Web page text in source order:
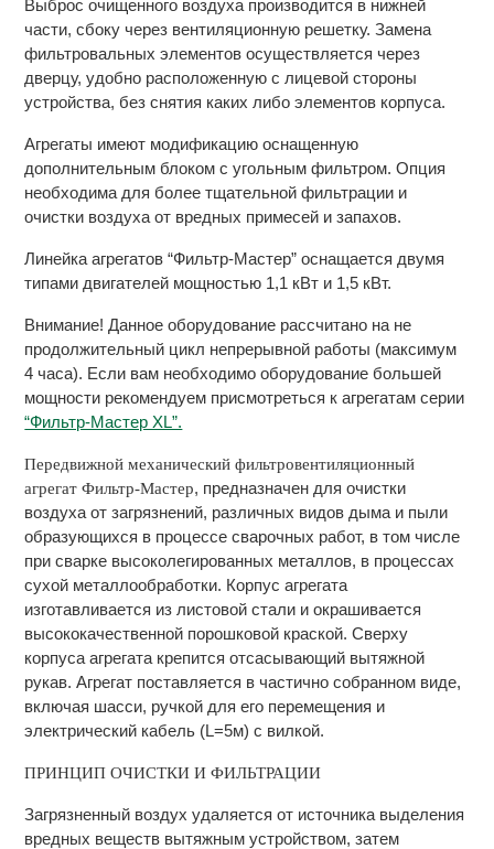
Выброс очищенного воздуха производится в нижней
части, сбоку через вентиляционную решетку. Замена
фильтровальных элементов осуществляется через
дверцу, удобно расположенную с лицевой стороны
устройства, без снятия каких либо элементов корпуса.
Агрегаты имеют модификацию оснащенную
дополнительным блоком с угольным фильтром. Опция
необходима для более тщательной фильтрации и
очистки воздуха от вредных примесей и запахов.
Линейка агрегатов “Фильтр-Мастер” оснащается двумя
типами двигателей мощностью 1,1 кВт и 1,5 кВт.
Внимание! Данное оборудование рассчитано на не
продолжительный цикл непрерывной работы (максимум
4 часа). Если вам необходимо оборудование большей
мощности рекомендуем присмотреться к агрегатам серии
“Фильтр-Мастер XL”.
Передвижной механический фильтровентиляционный
агрегат Фильтр-Мастер, предназначен для очистки
воздуха от загрязнений, различных видов дыма и пыли
образующихся в процессе сварочных работ, в том числе
при сварке высоколегированных металлов, в процессах
сухой металлообработки. Корпус агрегата
изготавливается из листовой стали и окрашивается
высококачественной порошковой краской. Сверху
корпуса агрегата крепится отсасывающий вытяжной
рукав. Агрегат поставляется в частично собранном виде,
включая шасси, ручкой для его перемещения и
электрический кабель (L=5м) с вилкой.
ПРИНЦИП ОЧИСТКИ И ФИЛЬТРАЦИИ
Загрязненный воздух удаляется от источника выделения
вредных веществ вытяжным устройством, затем